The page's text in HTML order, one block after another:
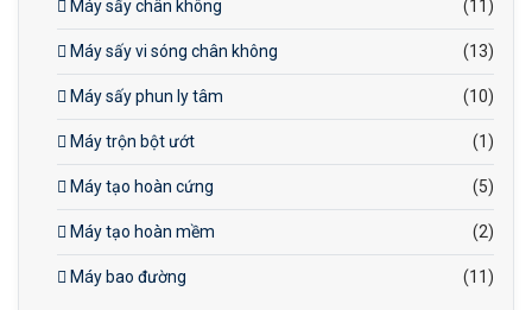
Máy sấy chân không (11)
Máy sấy vi sóng chân không (13)
Máy sấy phun ly tâm (10)
Máy trộn bột ướt (1)
Máy tạo hoàn cứng (5)
Máy tạo hoàn mềm (2)
Máy bao đường (11)